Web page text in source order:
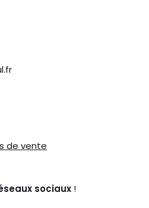
de vente
sociaux !